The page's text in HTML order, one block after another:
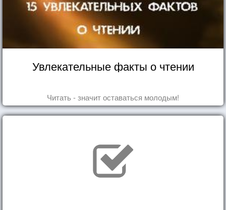
Увлекательные факты о чтении
Читать - значит оставаться молодым!